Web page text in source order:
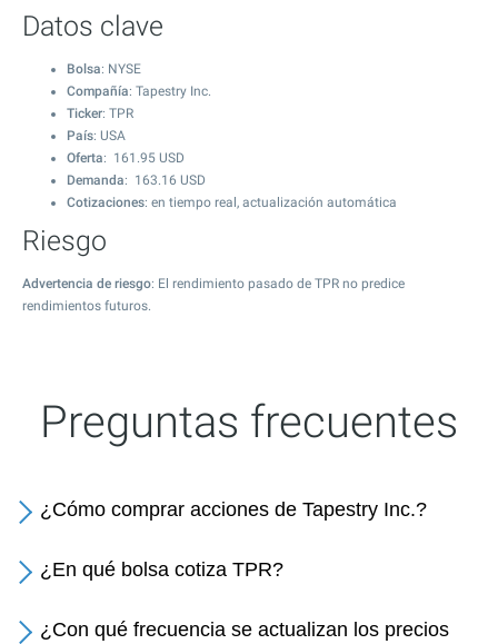
Datos clave
Bolsa: NYSE
Compañía: Tapestry Inc.
Ticker: TPR
País: USA
Oferta: 161.95 USD
Demanda: 163.16 USD
Cotizaciones: en tiempo real, actualización automática
Riesgo
Advertencia de riesgo: El rendimiento pasado de TPR no predice
rendimientos futuros.
Preguntas frecuentes
¿Cómo comprar acciones de Tapestry Inc.?
¿En qué bolsa cotiza TPR?
¿Con qué frecuencia se actualizan los precios